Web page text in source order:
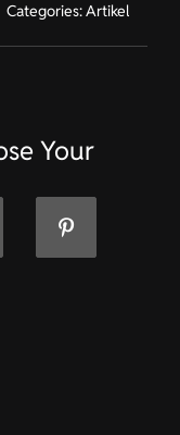
Categories:Artikel
Your